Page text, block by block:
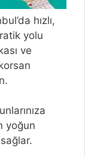
hızlı,
yolu
ve
yoğun